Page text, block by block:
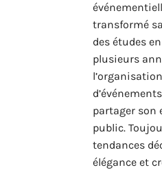
transformé
des études
plusieurs
partager son
public.
tendances
élégance et